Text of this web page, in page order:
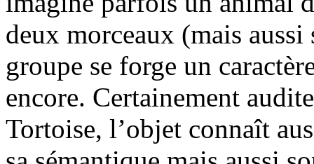
deux morceaux (mais aussi
groupe se forge un
encore. Certainement
Tortoise, l’objet connaît